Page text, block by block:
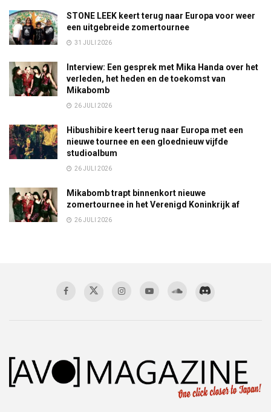
STONE LEEK keert terug naar Europa voor weer
een uitgebreide zomertournee
31 JULI 2026
Interview: Een gesprek met Mika Handa over het
verleden, het heden en de toekomst van
Mikabomb
26 JULI 2026
Hibushibire keert terug naar Europa met een
nieuwe tournee en een gloednieuw vijfde
studioalbum
26 JULI 2026
Mikabomb trapt binnenkort nieuwe
zomertournee in het Verenigd Koninkrijk af
26 JULI 2026